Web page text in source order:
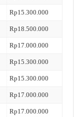
Rp15.300.000
Rp18.500.000
Rp17.000.000
Rp15.300.000
Rp15.300.000
Rp17.000.000
Rp17.000.000